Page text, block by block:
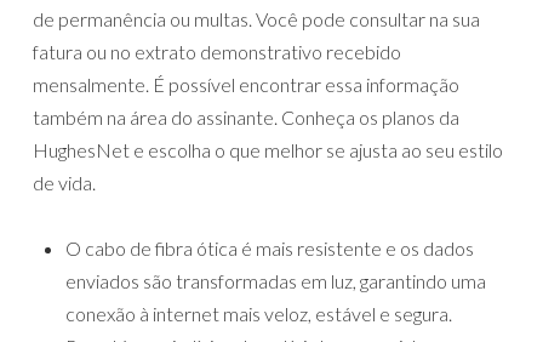
de permanência ou multas. Você pode consultar na sua
fatura ou no extrato demonstrativo recebido
mensalmente. É possível encontrar essa informação
também na área do assinante. Conheça os planos da
HughesNet e escolha o que melhor se ajusta ao seu estilo
de vida.
O cabo de fibra ótica é mais resistente e os dados
enviados são transformadas em luz, garantindo uma
conexão à internet mais veloz, estável e segura.